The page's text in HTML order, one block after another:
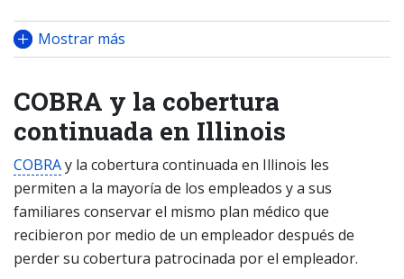
Mostrar más
COBRA y la cobertura
continuada en Illinois
COBRAy la cobertura continuada en Illinois les
permiten a la mayoría de los empleados y a sus
familiares conservar el mismo plan médico que
recibieron por medio de un empleador después de
perder su cobertura patrocinada por el empleador.